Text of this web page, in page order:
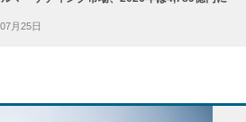
月25日